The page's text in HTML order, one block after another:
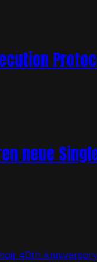
neue
40th Anniversary